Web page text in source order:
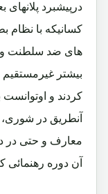
درپیشبرد
کسانیکه با نظام
های ضد سلطنت و
بیشتر غیرمستقیم
کردند و اوتوانست
آنطریق در
معارف و حتی در
آن دوره رهنمائی